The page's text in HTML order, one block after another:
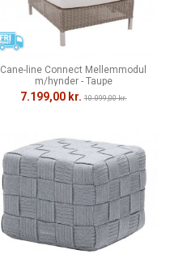
Cane-line Connect Mellemmodul
m/hynder - Taupe
7.199,00 kr. 10.099,00 kr.